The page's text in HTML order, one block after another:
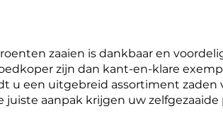
zaaien is dankbaar en
zijn dan kant-en-klare
u een uitgebreid assortiment zaden
juiste aanpak krijgen uw